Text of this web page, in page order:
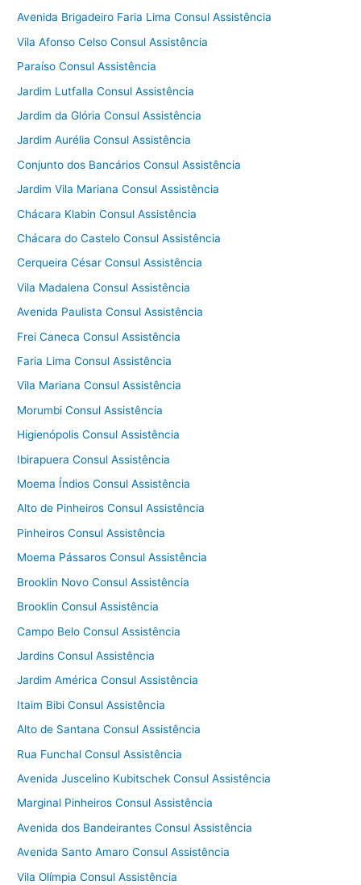
Avenida Brigadeiro Faria Lima Consul Assistência
Vila Afonso Celso Consul Assistência
Paraíso Consul Assistência
Jardim Lutfalla Consul Assistência
Jardim da Glória Consul Assistência
Jardim Aurélia Consul Assistência
Conjunto dos Bancários Consul Assistência
Jardim Vila Mariana Consul Assistência
Chácara Klabin Consul Assistência
Chácara do Castelo Consul Assistência
Cerqueira César Consul Assistência
Vila Madalena Consul Assistência
Avenida Paulista Consul Assistência
Frei Caneca Consul Assistência
Faria Lima Consul Assistência
Vila Mariana Consul Assistência
Morumbi Consul Assistência
Higienópolis Consul Assistência
Ibirapuera Consul Assistência
Moema Índios Consul Assistência
Alto de Pinheiros Consul Assistência
Pinheiros Consul Assistência
Moema Pássaros Consul Assistência
Brooklin Novo Consul Assistência
Brooklin Consul Assistência
Campo Belo Consul Assistência
Jardins Consul Assistência
Jardim América Consul Assistência
Itaim Bibi Consul Assistência
Alto de Santana Consul Assistência
Rua Funchal Consul Assistência
Avenida Juscelino Kubitschek Consul Assistência
Marginal Pinheiros Consul Assistência
Avenida dos Bandeirantes Consul Assistência
Avenida Santo Amaro Consul Assistência
Vila Olímpia Consul Assistência